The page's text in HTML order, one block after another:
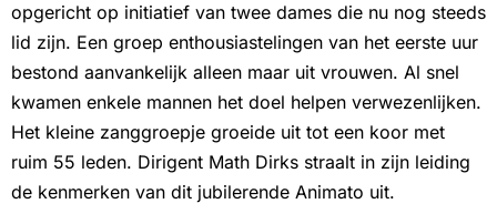
opgericht op initiatief van twee dames die nu nog steeds
lid zijn. Een groep enthousiastelingen van het eerste uur
bestond aanvankelijk alleen maar uit vrouwen. Al snel
kwamen enkele mannen het doel helpen verwezenlijken.
Het kleine zanggroepje groeide uit tot een koor met
ruim 55 leden. Dirigent Math Dirks straalt in zijn leiding
de kenmerken van dit jubilerende Animato uit.